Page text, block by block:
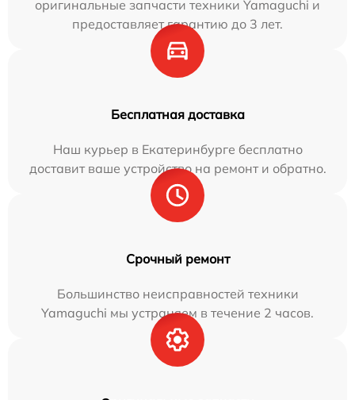
оригинальные запчасти техники Yamaguchi и
предоставляет гарантию до 3 лет.
Бесплатная доставка
Наш курьер в Екатеринбурге бесплатно
доставит ваше устройство на ремонт и обратно.
Срочный ремонт
Большинство неисправностей техники
Yamaguchi мы устраняем в течение 2 часов.